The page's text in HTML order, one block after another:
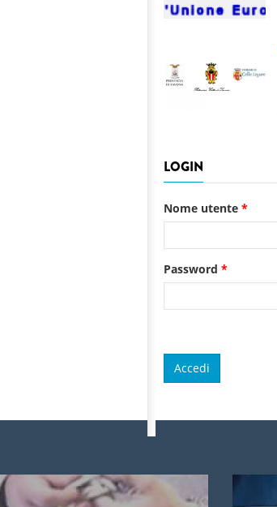
LOGIN
Nome utente *
Password *